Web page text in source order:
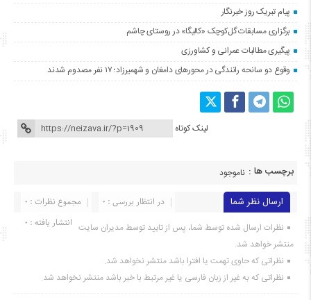
پیام تبریک روز خبرنگار
برگزاری مسابقات گل‌کوچک «کالیگا» در روستای چاشم
پیگیری مطالبات عمرانی و کشاورزی
وقوع دو سانحه رانندگی در محورهای دامغان و شهمیرزاد؛ ۱۷ نفر مصدوم شدند
لینک کوتاه
برچسب ها : ناموجود
ارسال نظر شما مجموع نظرات : 0
در انتظار بررسی : 0
انتشار یافته : ۰ نظرات ارسال شده توسط شما، پس از تایید توسط مدیران سایت
منتشر خواهد شد.
نظراتی که حاوی تهمت یا افترا باشد منتشر نخواهد شد.
نظراتی که به غیر از زبان فارسی یا غیر مرتبط با خبر باشد منتشر نخواهد شد.